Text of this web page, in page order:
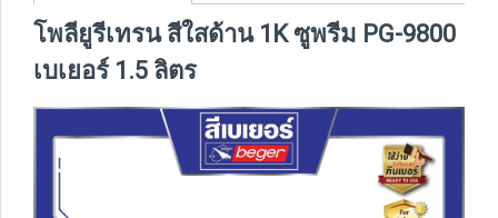
โพลียูรีเทรน สีใสด้าน 1K ซูพรีม PG-9800
เบเยอร์ 1.5 ลิตร